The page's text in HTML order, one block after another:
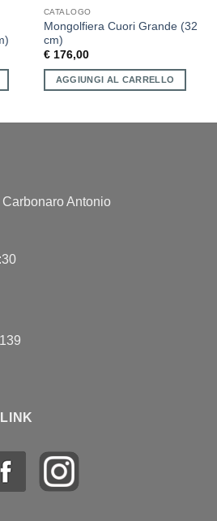
CATALOGO
Mongolfiera Cuori Grande (32
cm)
€176,00
AGGIUNGI AL CARRELLO
Antonio